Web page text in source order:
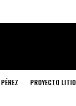
PROYECTO LITIO